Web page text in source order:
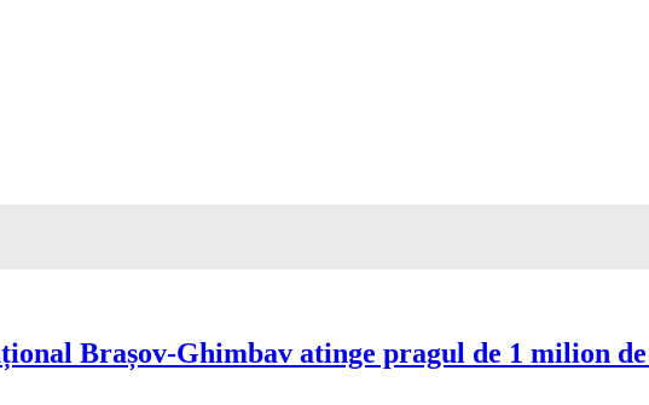
Brașov‑Ghimbav atinge pragul de 1 milion